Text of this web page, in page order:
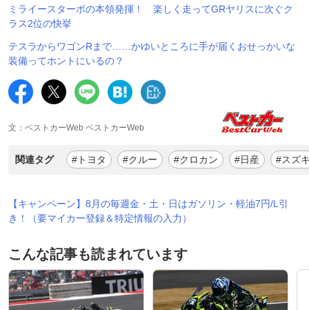
ミライースターボの本領発揮！ 楽しく走ってGRヤリスに次ぐク
ラス2位の快挙
テスラからワゴンRまで……かゆいところに手が届くおせっかいな
装備ってホントにいるの？
文：ベストカーWeb ベストカーWeb
関連タグ #トヨタ #クルー #クロカン #日産 #スズ
【キャンペーン】8月の毎週金・土・日はガソリン・軽油7円/L引
き！（要マイカー登録＆特定情報の入力）
こんな記事も読まれています